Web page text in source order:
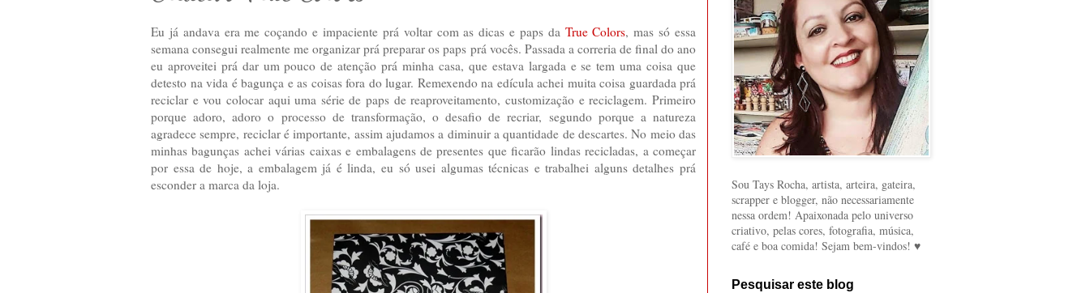
Eu já andava era me coçando e impaciente prá voltar com as dicas e paps da True Colors, mas só essa
semana consegui realmente me organizar prá preparar os paps prá vocês. Passada a correria de final do ano
eu aproveitei prá dar um pouco de atenção prá minha casa, que estava largada e se tem uma coisa que
detesto na vida é bagunça e as coisas fora do lugar. Remexendo na edícula achei muita coisa guardada prá
reciclar e vou colocar aqui uma série de paps de reaproveitamento, customização e reciclagem. Primeiro
porque adoro, adoro o processo de transformação, o desafio de recriar, segundo porque a natureza
agradece sempre, reciclar é importante, assim ajudamos a diminuir a quantidade de descartes. No meio das
minhas bagunças achei várias caixas e embalagens de presentes que ficarão lindas recicladas, a começar
por essa de hoje, a embalagem já é linda, eu só usei algumas técnicas e trabalhei alguns detalhes prá
esconder a marca da loja.
Sou Tays Rocha, artista, arteira, gateira,
scrapper e blogger, não necessariamente
nessa ordem! Apaixonada pelo universo
criativo, pelas cores, fotografia, música,
café e boa comida! Sejam bem-vindos! ♥
Pesquisar este blog